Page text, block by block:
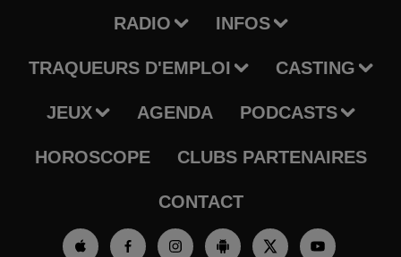
RADIO INFOS
TRAQUEURS D'EMPLOI CASTING
JEUX AGENDA PODCASTS
HOROSCOPE CLUBS PARTENAIRES
CONTACT